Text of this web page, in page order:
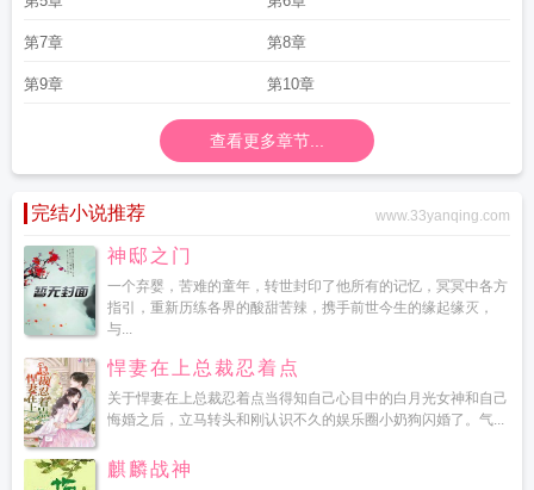
第7章 第8章
第9章 第10章
查看更多章节...
完结小说推荐 www.33yanqing.com
神邸之门
一个弃婴，苦难的童年，转世封印了他所有的记忆，冥冥中各方
指引，重新历练各界的酸甜苦辣，携手前世今生的缘起缘灭，
与...
悍妻在上总裁忍着点
关于悍妻在上总裁忍着点当得知自己心目中的白月光女神和自己
悔婚之后，立马转头和刚认识不久的娱乐圈小奶狗闪婚了。气...
麒麟战神